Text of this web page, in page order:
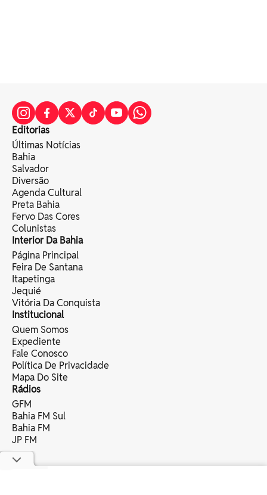
Editorias
Últimas Notícias
Bahia
Salvador
Diversão
Agenda Cultural
Preta Bahia
Fervo Das Cores
Colunistas
Interior Da Bahia
Página Principal
Feira De Santana
Itapetinga
Jequié
Vitória Da Conquista
Institucional
Quem Somos
Expediente
Fale Conosco
Política De Privacidade
Mapa Do Site
Rádios
GFM
Bahia FM Sul
Bahia FM
JP FM